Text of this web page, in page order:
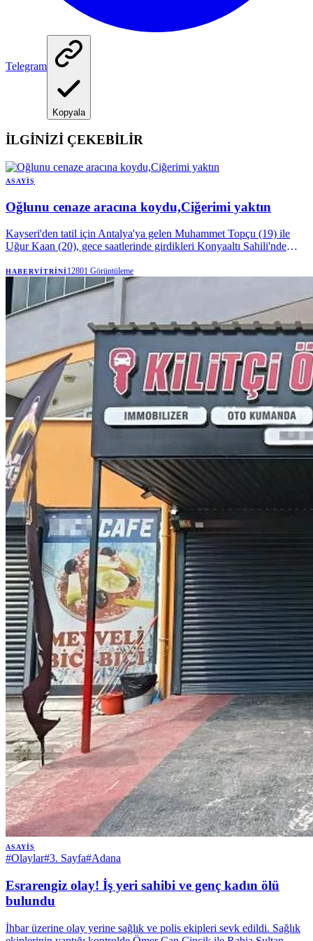
Telegram
Kopyala
İLGİNİZİ ÇEKEBİLİR
ASAYIŞ
Oğlunu cenaze aracına koydu,Ciğerimi yaktın
Kayseri'den tatil için Antalya'ya gelen Muhammet Topçu (19) ile
Uğur Kaan (20), gece saatlerinde girdikleri Konyaaltı Sahili'nde
cenaze aracına taşıyan Muhammet Topçu'nun babasının feryadı
yürek dağladı.
HABERVITRINI12801 Görüntüleme
ASAYIŞ
#Olaylar#3. Sayfa#Adana
Esrarengiz olay! İş yeri sahibi ve genç kadın ölü
bulundu
İhbar üzerine olay yerine sağlık ve polis ekipleri sevk edildi. Sağlık